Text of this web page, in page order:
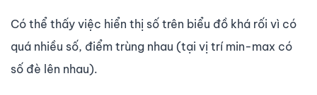
Có thể thấy việc hiển thị số trên biểu đồ khá rối vì có
quá nhiều số, điểm trùng nhau (tại vị trí min-max có
số đè lên nhau).